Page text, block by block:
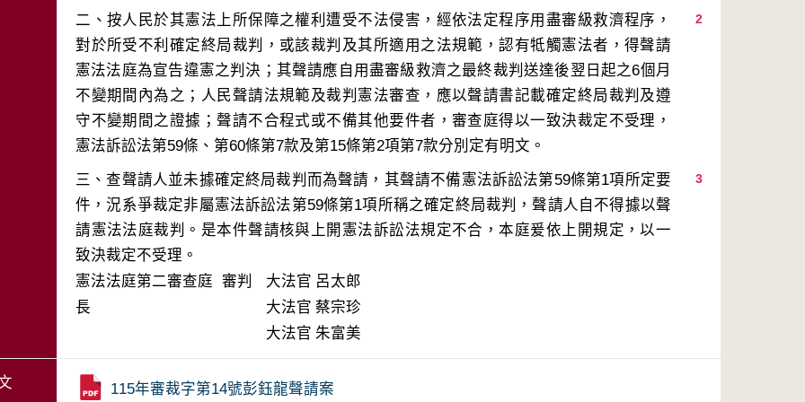
2
二、按人民於其憲法上所保障之權利遭受不法侵害，經依法定程序用盡審級救濟程序，
對於所受不利確定終局裁判，或該裁判及其所適用之法規範，認有牴觸憲法者，得聲請
憲法法庭為宣告違憲之判決；其聲請應自用盡審級救濟之最終裁判送達後翌日起之6個月
不變期間內為之；人民聲請法規範及裁判憲法審查，應以聲請書記載確定終局裁判及遵
守不變期間之證據；聲請不合程式或不備其他要件者，審查庭得以一致決裁定不受理，
3
三、查聲請人並未據確定終局裁判而為聲請，其聲請不備憲法訴訟法第59條第1項所定要
件，況系爭裁定非屬憲法訴訟法第59條第1項所稱之確定終局裁判，聲請人自不得據以聲
請憲法法庭裁判。是本件聲請核與上開憲法訴訟法規定不合，本庭爰依上開規定，以一
致決裁定不受理。
憲法法庭第二審查庭 審判
長
大法官 呂太郎
大法官 蔡宗珍
大法官 朱富美
115年審裁字第14號彭鈺龍聲請案